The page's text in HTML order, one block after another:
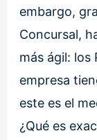
embargo,
Concursal,
más ágil: los
empresa
este es el
¿Qué es